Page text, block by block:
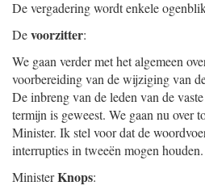
De vergadering wordt enkele
Devoorzitter:
We gaan verder met het algemeen
voorbereiding van de wijziging van
De inbreng van de leden van de
termijn is geweest. We gaan nu over
Minister. Ik stel voor dat de
interrupties in tweeën mogen houden.
MinisterKnops: